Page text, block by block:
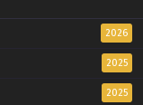
2026
2025
2025